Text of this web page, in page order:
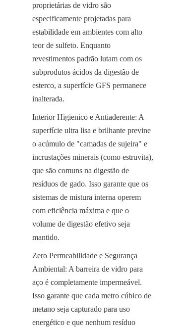
proprietárias de vidro são
especificamente projetadas para
estabilidade em ambientes com alto
teor de sulfeto. Enquanto
revestimentos padrão lutam com os
subprodutos ácidos da digestão de
esterco, a superfície GFS permanece
inalterada.
Interior Higienico e Antiaderente: A
superfície ultra lisa e brilhante previne
o acúmulo de "camadas de sujeira" e
incrustações minerais (como estruvita),
que são comuns na digestão de
resíduos de gado. Isso garante que os
sistemas de mistura interna operem
com eficiência máxima e que o
volume de digestão efetivo seja
mantido.
Zero Permeabilidade e Segurança
Ambiental: A barreira de vidro para
aço é completamente impermeável.
Isso garante que cada metro cúbico de
metano seja capturado para uso
energético e que nenhum resíduo